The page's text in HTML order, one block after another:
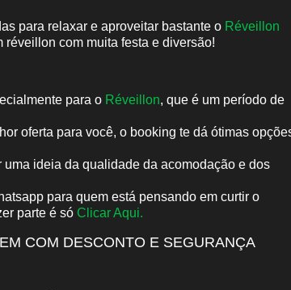
para relaxar e aproveitar bastante o Réveillon
réveillon com muita festa e diversão!
para o Réveillon, que é um período de
oferta para você, o booking te dá ótimas
uma ideia da qualidade da acomodação e dos
para quem está pensando em curtir o
parte é só Clicar Aqui.
COM DESCONTO E SEGURANÇA